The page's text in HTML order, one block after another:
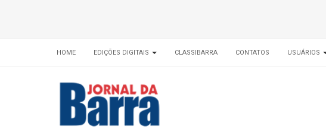
HOME EDIÇÕES DIGITAIS CLASSIBARRA CONTATOS USUÁRIOS